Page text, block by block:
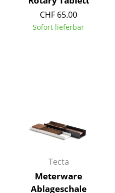
CHF 65.00
Sofort lieferbar
Tecta
Meterware
Ablageschale